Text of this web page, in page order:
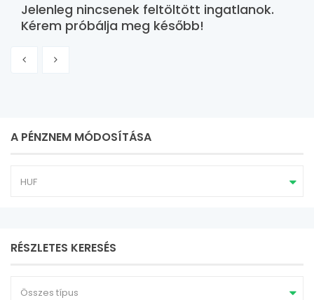
Jelenleg nincsenek feltöltött ingatlanok.
Kérem próbálja meg később!
A PÉNZNEM MÓDOSÍTÁSA
HUF
RÉSZLETES KERESÉS
Összes típus